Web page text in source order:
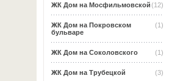
(12)
ЖК Дом на Мосфильмовской
(1)
ЖК Дом на Покровском
бульваре
(1)
ЖК Дом на Соколовского
(3)
ЖК Дом на Трубецкой